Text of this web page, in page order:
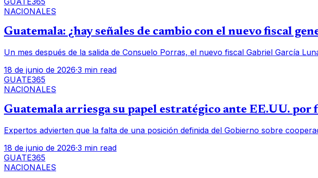
NACIONALES
Guatemala: ¿hay señales de cambio con el nuevo fiscal
Un mes después de la salida de Consuelo Porras, el nuevo fiscal Gabriel García
18 de junio de 2026·3 min read
GUATE365
NACIONALES
Guatemala arriesga su papel estratégico ante EE.UU.
Expertos advierten que la falta de una posición definida del Gobierno sobre
18 de junio de 2026·3 min read
GUATE365
NACIONALES